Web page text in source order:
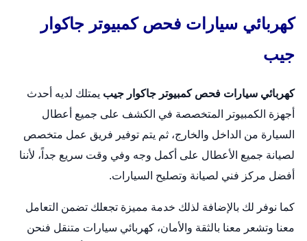
كهربائي سيارات فحص كمبيوتر جاكوار
جيب
كهربائي سيارات فحص كمبيوتر جاكوار جيب يمتلك لديه أحدث
أجهزة الكمبيوتر المتخصصة في الكشف على جميع أعطال
السيارة من الداخل والخارج، ثم يتم توفير فريق عمل متخصص
لصيانة جميع الأعطال على أكمل وجه وفي وقت سريع جداً، لأننا
أفضل مركز فني لصيانة وتصليح السيارات.
كما نوفر لك بالإضافة لذلك خدمة مميزة تجعلك تضمن التعامل
معنا وتشعر معنا بالثقة والأمان، كهربائي سيارات متنقل فنحن